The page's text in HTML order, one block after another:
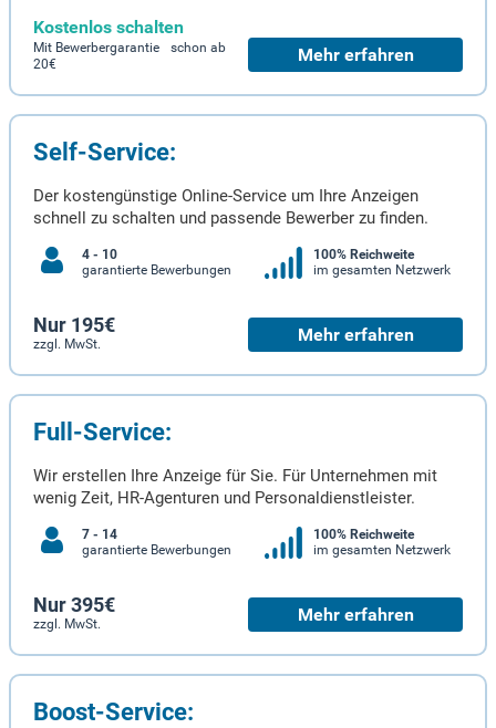
Kostenlos schalten
Mit Bewerbergarantie schon ab
20€
Mehr erfahren
Self-Service:
Der kostengünstige Online-Service um Ihre Anzeigen
schnell zu schalten und passende Bewerber zu finden.
4 - 10
garantierte Bewerbungen
100% Reichweite
im gesamten Netzwerk
Nur 195€
zzgl. MwSt. Mehr erfahren
Full-Service:
Wir erstellen Ihre Anzeige für Sie. Für Unternehmen mit
wenig Zeit, HR-Agenturen und Personaldienstleister.
7 - 14
garantierte Bewerbungen
100% Reichweite
im gesamten Netzwerk
Nur 395€
zzgl. MwSt. Mehr erfahren
Boost-Service: